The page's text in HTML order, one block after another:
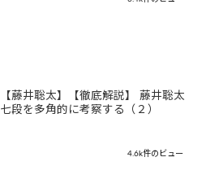
【藤井聡太】【徹底解説】 藤井聡太
七段を多角的に考察する（２）
4.6k件のビュー